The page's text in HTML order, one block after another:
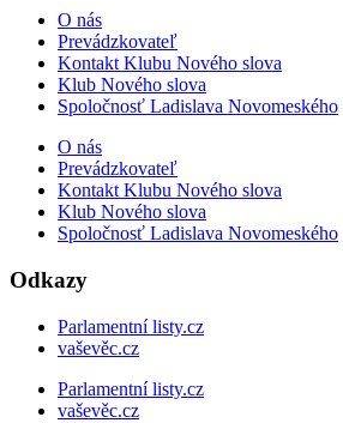
O nás
Prevádzkovateľ
Kontakt Klubu Nového slova
Klub Nového slova
Spoločnosť Ladislava Novomeského
O nás
Prevádzkovateľ
Kontakt Klubu Nového slova
Klub Nového slova
Spoločnosť Ladislava Novomeského
Odkazy
Parlamentní listy.cz
vaševěc.cz
Parlamentní listy.cz
vaševěc.cz